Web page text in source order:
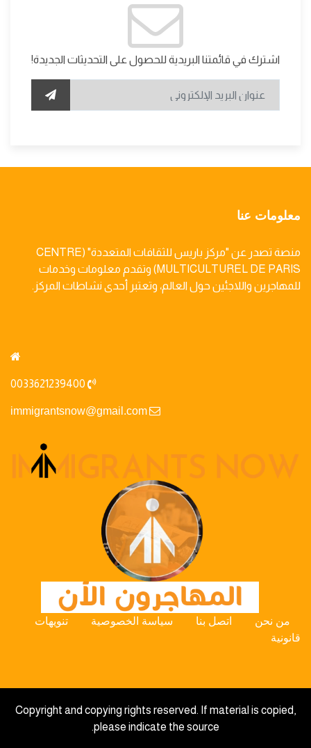
اشترك في قائمتنا البريدية للحصول على التحديثات الجديدة!
معلومات عنا
منصة تصدر عن "مركز باريس للثقافات المتعددة" (CENTRE
MULTICULTUREL DE PARIS) وتقدم معلومات وخدمات
للمهاجرين واللاجئين حول العالم، وتعتبر أحدى نشاطات المركز.
immigrantsnow@gmail.com
من نحن اتصل بنا سياسة الخصوصية
تنويهات
قانونية
Copyright and copying rights reserved. If material is copied,
please indicate the source.